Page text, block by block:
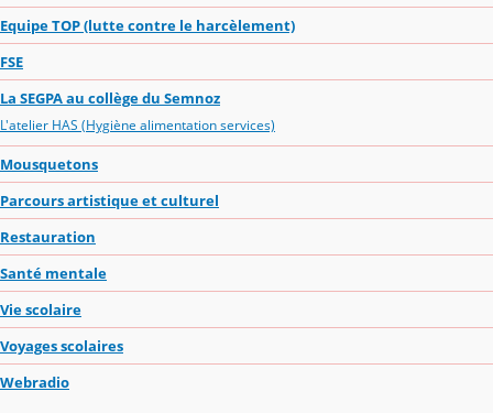
Equipe TOP (lutte contre le harcèlement)
FSE
La SEGPA au collège du Semnoz
L'atelier HAS (Hygiène alimentation services)
Mousquetons
Parcours artistique et culturel
Restauration
Santé mentale
Vie scolaire
Voyages scolaires
Webradio